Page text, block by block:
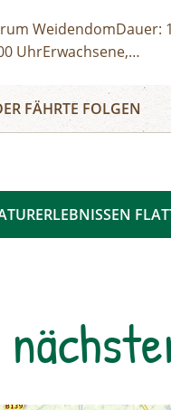
WeidendomDauer:
UhrErwachsene,
und JugendlicheLeichte
7
Bedarf
Johnsbach im
Wasser - Steiler
FÄHRTE FOLGEN